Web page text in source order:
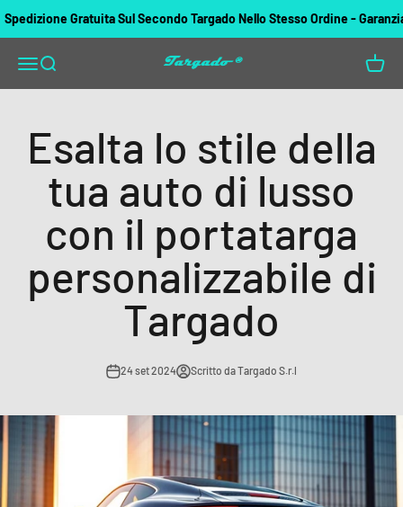
Gratuita Sul Secondo Targado Nello Stesso Ordine - Garanzia
Apri il menu di navigazione
Mostra il menu di ricercaTargado
Esalta lo stile della
tua auto di lusso
con il portatarga
personalizzabile di
Targado
24 set 2024 Scritto da Targado S.r.l